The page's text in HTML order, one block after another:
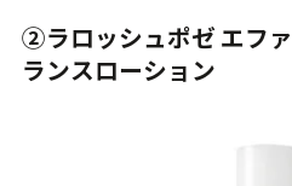
②ラロッシュポゼ エフ
ランスローション